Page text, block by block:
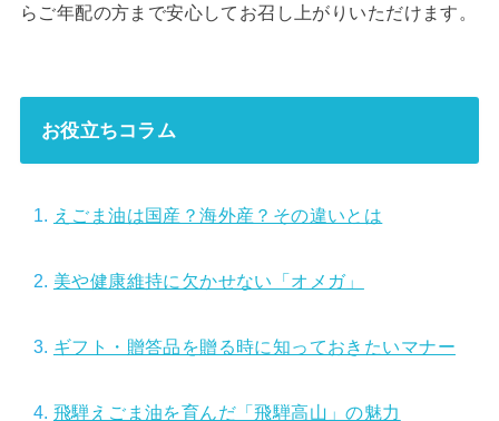
らご年配の方まで安心してお召し上がりいただけます。
お役立ちコラム
えごま油は国産？海外産？その違いとは
美や健康維持に欠かせない「オメガ」
ギフト・贈答品を贈る時に知っておきたいマナー
飛騨えごま油を育んだ「飛騨高山」の魅力